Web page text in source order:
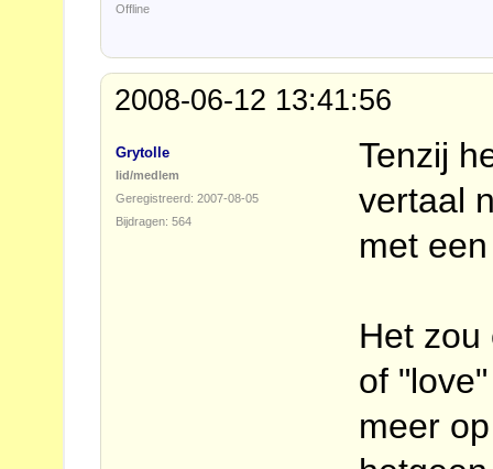
Offline
2008-06-12 13:41:56
Grytolle
lid/medlem
Geregistreerd: 2007-08-05
Bijdragen: 564
Tenzij
vertaal
met
Het zou
of
meer